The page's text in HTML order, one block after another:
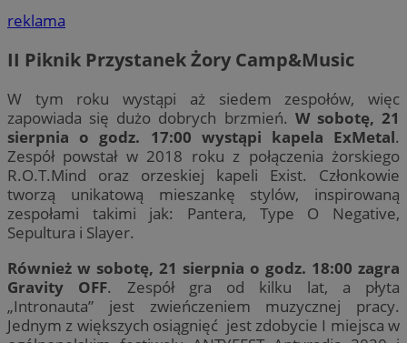
reklama
II Piknik Przystanek Żory Camp&Music
W tym roku wystąpi aż siedem zespołów, więc
zapowiada się dużo dobrych brzmień. W sobotę, 21
sierpnia o godz. 17:00 wystąpi kapela ExMetal.
Zespół powstał w 2018 roku z połączenia żorskiego
R.O.T.Mind oraz orzeskiej kapeli Exist. Członkowie
tworzą unikatową mieszankę stylów, inspirowaną
zespołami takimi jak: Pantera, Type O Negative,
Sepultura i Slayer.
Również w sobotę, 21 sierpnia o godz. 18:00 zagra
Gravity OFF. Zespół gra od kilku lat, a płyta
„Intronauta” jest zwieńczeniem muzycznej pracy.
Jednym z większych osiągnięć jest zdobycie I miejsca w